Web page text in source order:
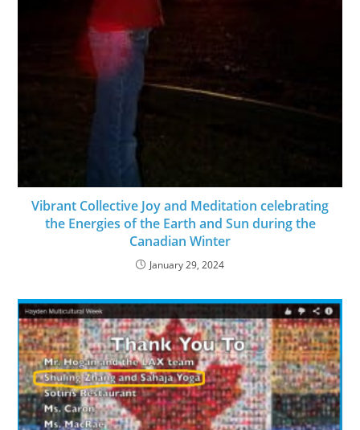
Vibrant Collective Joy and Meditation celebrating
the Energies of the Earth and Sun during the
Canadian Winter
January 29, 2024